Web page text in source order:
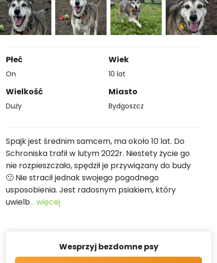
Płeć
On
Wielkość
Duży
Wiek
10 lat
Miasto
Bydgoszcz
Spajk jest średnim samcem, ma około 10 lat. Do
Schroniska trafił w lutym 2022r. Niestety życie go
nie rozpieszczało, spędził je przywiązany do budy
🙁 Nie stracił jednak swojego pogodnego
usposobienia. Jest radosnym psiakiem, który
uwielb... więcej
Wesprzyj bezdomne psy